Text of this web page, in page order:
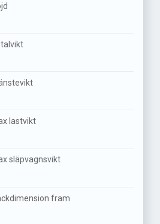
lastvikt
släpvagnsvikt
fram